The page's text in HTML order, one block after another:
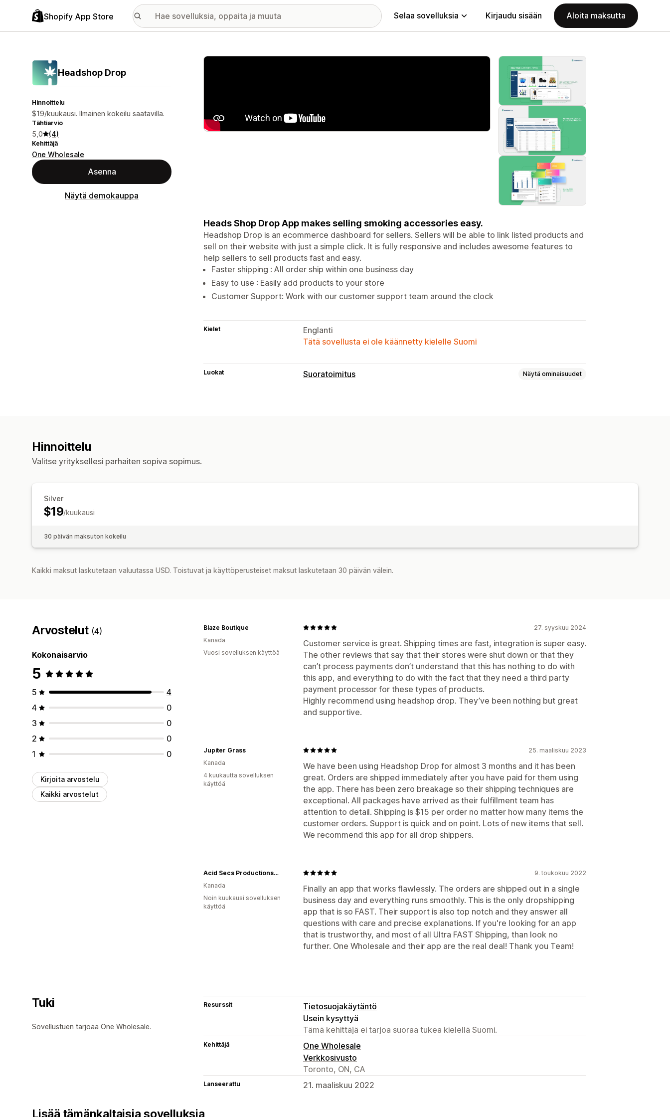
Shopify App Store Selaa sovelluksia Kirjaudu sisään Aloita maksutta
Headshop Drop
Hinnoittelu
$19/kuukausi. Ilmainen kokeilu saatavilla.
Tähtiarvio
5,0 (4)
Kehittäjä
One Wholesale
Asenna
Näytä demokauppa
Esittelykuvagalleria
Heads Shop Drop App makes selling smoking accessories easy.
Headshop Drop is an ecommerce dashboard for sellers. Sellers will be able to link listed products and
sell on their website with just a simple click. It is fully responsive and includes awesome features to
help sellers to sell products fast and easy.
Faster shipping : All order ship within one business day
Easy to use : Easily add products to your store
Customer Support: Work with our customer support team around the clock
Kielet
Englanti
Tätä sovellusta ei ole käännetty kielelle Suomi
Luokat Suoratoimitus Näytä ominaisuudet
Hinnoittelu
Valitse yrityksellesi parhaiten sopiva sopimus.
Silver
$19/kuukausi
30 päivän maksuton kokeilu
Kaikki maksut laskutetaan valuutassa USD. Toistuvat ja käyttöperusteiset maksut laskutetaan 30 päivän välein.
Arvostelut (4)
Kokonaisarvio
5
5
4
4
0
3
0
2
0
1
0
Kirjoita arvostelu
Kaikki arvostelut
27. syyskuu 2024
Customer service is great. Shipping times are fast, integration is super easy.
The other reviews that say that their stores were shut down or that they
can’t process payments don’t understand that this has nothing to do with
this app, and everything to do with the fact that they need a third party
payment processor for these types of products.
Highly recommend using headshop drop. They’ve been nothing but great
and supportive.
Blaze Boutique
Kanada
Vuosi sovelluksen käyttöä
25. maaliskuu 2023
We have been using Headshop Drop for almost 3 months and it has been
great. Orders are shipped immediately after you have paid for them using
the app. There has been zero breakage so their shipping techniques are
exceptional. All packages have arrived as their fulfillment team has
attention to detail. Shipping is $15 per order no matter how many items the
customer orders. Support is quick and on point. Lots of new items that sell.
We recommend this app for all drop shippers.
Jupiter Grass
Kanada
4 kuukautta sovelluksen
käyttöä
9. toukokuu 2022
Finally an app that works flawlessly. The orders are shipped out in a single
business day and everything runs smoothly. This is the only dropshipping
app that is so FAST. Their support is also top notch and they answer all
questions with care and precise explanations. If you're looking for an app
that is trustworthy, and most of all Ultra FAST Shipping, than look no
further. One Wholesale and their app are the real deal! Thank you Team!
Acid Secs Productions Inc.
Kanada
Noin kuukausi sovelluksen
käyttöä
Tuki
Sovellustuen tarjoaa One Wholesale.
Resurssit
Tietosuojakäytäntö
Usein kysyttyä
Tämä kehittäjä ei tarjoa suoraa tukea kielellä Suomi.
Kehittäjä
One Wholesale
Verkkosivusto
Toronto, ON, CA
Lanseerattu 21. maaliskuu 2022
Lisää tämänkaltaisia sovelluksia